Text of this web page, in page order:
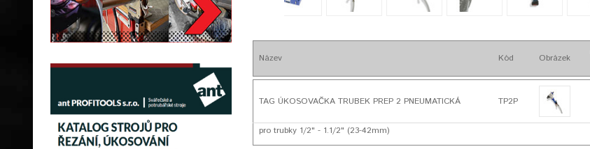
Název Kód Obrázek
TAG ÚKOSOVAČKA TRUBEK PREP 2 PNEUMATICKÁ TP2P
pro trubky 1/2" - 1.1/2" (23-42mm)